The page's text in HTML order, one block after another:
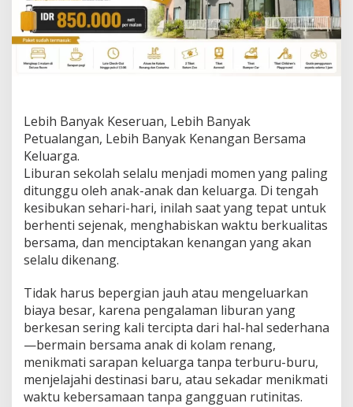
6
r
m
a
T
p
o
e
l
s
e
l
s
&
R
e
s
o
Lebih Banyak Keseruan, Lebih Banyak
Petualangan, Lebih Banyak Kenangan Bersama
Keluarga.
Liburan sekolah selalu menjadi momen yang paling
ditunggu oleh anak-anak dan keluarga. Di tengah
kesibukan sehari-hari, inilah saat yang tepat untuk
berhenti sejenak, menghabiskan waktu berkualitas
bersama, dan menciptakan kenangan yang akan
selalu dikenang.
Tidak harus bepergian jauh atau mengeluarkan
biaya besar, karena pengalaman liburan yang
berkesan sering kali tercipta dari hal-hal sederhana
—bermain bersama anak di kolam renang,
menikmati sarapan keluarga tanpa terburu-buru,
menjelajahi destinasi baru, atau sekadar menikmati
waktu kebersamaan tanpa gangguan rutinitas.